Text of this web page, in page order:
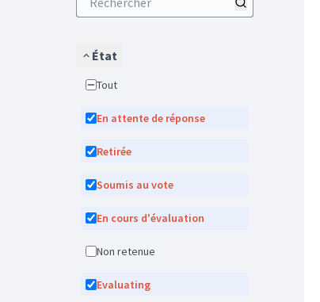
État
Tout
En attente de réponse
Retirée
Soumis au vote
En cours d'évaluation
Non retenue
Evaluating